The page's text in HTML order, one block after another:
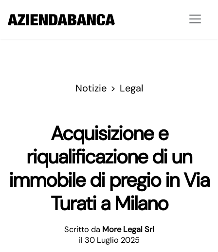
Notizie Legal
Acquisizione e
riqualificazione di un
immobile di pregio in Via
Turati a Milano
Scritto da More Legal Srl
il 30 Luglio 2025